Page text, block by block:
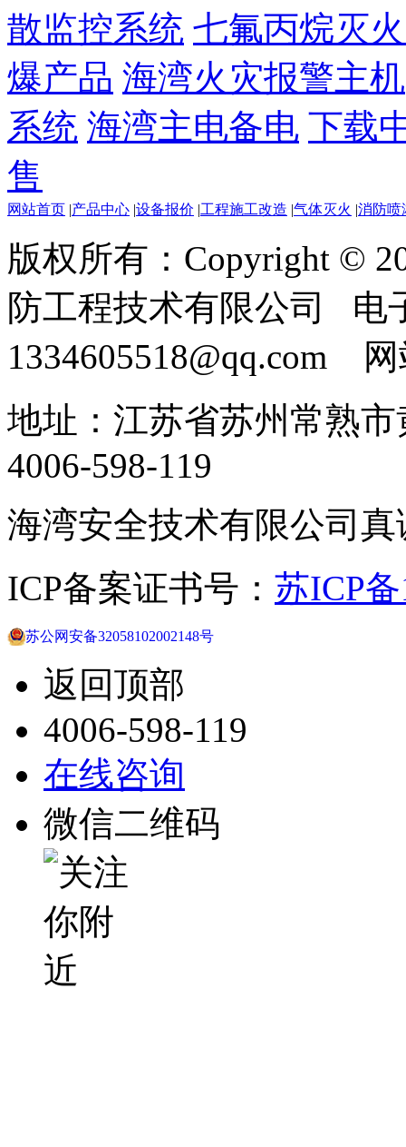
散监控系统 七氟丙烷灭
爆产品 海湾火灾报警主机
系统 海湾主电备电 下载
售
网站首页 |产品中心 |设备报价 |工程施工改造 |气体灭火 |消防喷
版权所有：Copyright ©
防工程技术有限公司 电
1334605518@qq.com
地址：江苏省苏州常熟
4006-598-119
海湾安全技术有限公司
ICP备案证书号： 苏ICP
苏公网安备32058102002148号
返回顶部
4006-598-119
在线咨询
微信二维码